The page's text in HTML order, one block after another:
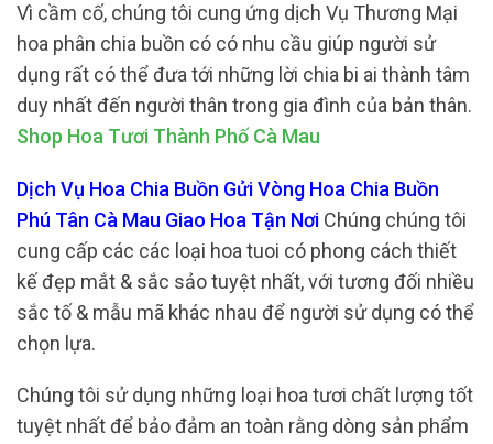
Vì cầm cố, chúng tôi cung ứng dịch Vụ Thương Mại
hoa phân chia buồn có có nhu cầu giúp người sử
dụng rất có thể đưa tới những lời chia bi ai thành tâm
duy nhất đến người thân trong gia đình của bản thân.
Shop Hoa Tươi Thành Phố Cà Mau
Dịch Vụ Hoa Chia Buồn Gửi Vòng Hoa Chia Buồn
Phú Tân Cà Mau Giao Hoa Tận Nơi Chúng chúng tôi
cung cấp các các loại hoa tuoi có phong cách thiết
kế đẹp mắt & sắc sảo tuyệt nhất, với tương đối nhiều
sắc tố & mẫu mã khác nhau để người sử dụng có thể
chọn lựa.
Chúng tôi sử dụng những loại hoa tươi chất lượng tốt
tuyệt nhất để bảo đảm an toàn rằng dòng sản phẩm